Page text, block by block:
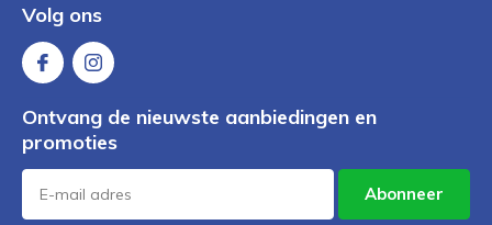
Volg ons
Ontvang de nieuwste aanbiedingen en
promoties
Abonneer